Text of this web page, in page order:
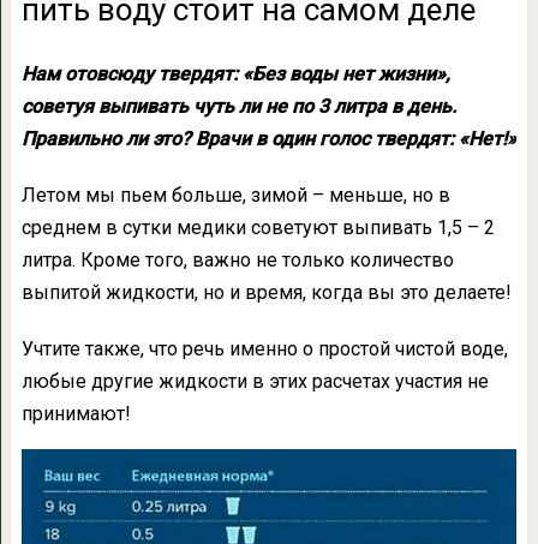
пить воду стоит на самом деле
Нам отовсюду твердят: «Без воды нет жизни»,
советуя выпивать чуть ли не по 3 литра в день.
Правильно ли это? Врачи в один голос твердят: «Нет!»
Летом мы пьем больше, зимой – меньше, но в
среднем в сутки медики советуют выпивать 1,5 – 2
литра. Кроме того, важно не только количество
выпитой жидкости, но и время, когда вы это делаете!
Учтите также, что речь именно о простой чистой воде,
любые другие жидкости в этих расчетах участия не
принимают!